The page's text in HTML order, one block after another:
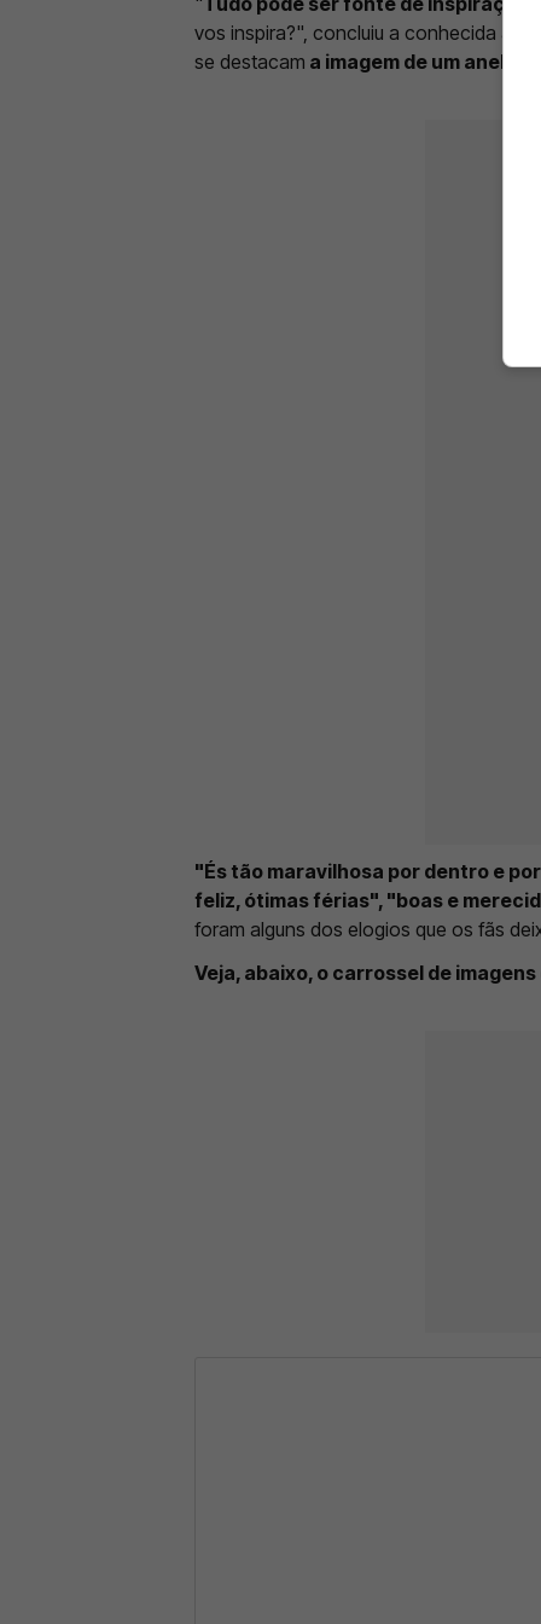
vos inspira?", concluiu a conhecida
se destacam a imagem de um anel e
"És tão maravilhosa por dentro e
feliz, ótimas férias", "boas e
foram alguns dos elogios que os fãs
Veja, abaixo, o carrossel de